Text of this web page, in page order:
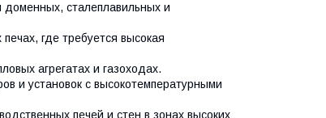
доменных, сталеплавильных и
где требуется высокая
агрегатах и газоходах.
и установок с высокотемпературными
печей и стен в зонах высоких